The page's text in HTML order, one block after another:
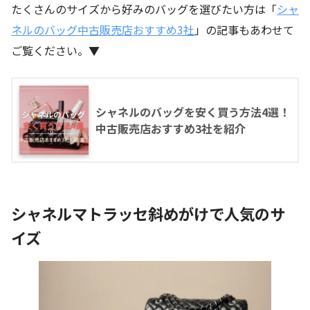
たくさんのサイズから好みのバッグを選びたい方は「シャ
ネルのバッグ中古販売店おすすめ3社」の記事もあわせて
ご覧ください。▼
シャネルのバッグを安く買う方法4選！
中古販売店おすすめ3社を紹介
シャネルマトラッセ斜めがけで人気のサ
イズ